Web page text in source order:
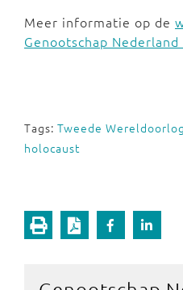
Meer informatie op de
Genootschap
Tags: Tweede Wereldoorlog
holocaust